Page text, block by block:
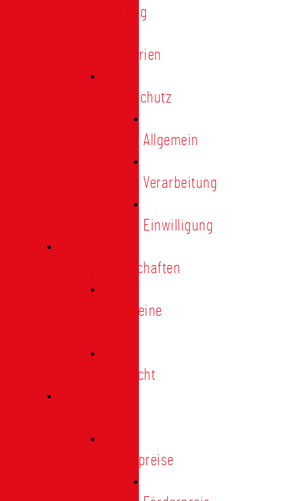
Satzung
Regularien
Datenschutz
Allgemein
Verarbeitung
Einwilligung
Tischgemeinschaften
Allgemeine
Übersicht
Förderpreise